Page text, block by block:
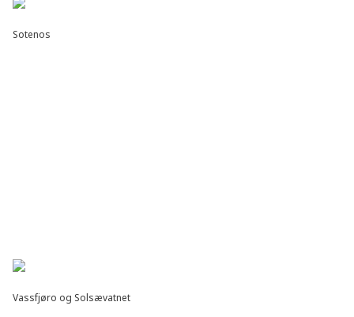
Sotenos
Vassfjøro og Solsævatnet